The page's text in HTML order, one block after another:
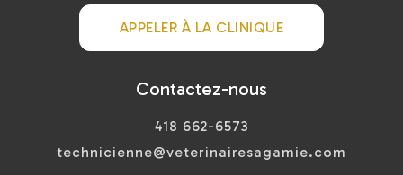
APPELER À LA CLINIQUE
Contactez-nous
418 662-6573
technicienne@veterinairesagamie.com